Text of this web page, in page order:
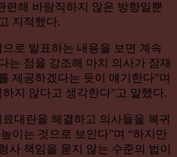
련해 바람직하지 않은 방향일뿐
지적했다.
로 발표하는 내용을 보면 계속
는 점을 강조해 마치 의사가 잠재
제공하겠다는 듯이 얘기한다”며
지 않다고 생각한다”고 말했다.
대란을 해결하고 의사들을 복귀
이는 것으로 보인다”며 “하지만
사 책임을 묻지 않는 수준의 법이